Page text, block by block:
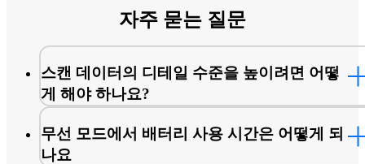
자주 묻는 질문
스캔 데이터의 디테일 수준을 높이려면 어떻
게 해야 하나요?
무선 모드에서 배터리 사용 시간은 어떻게 되
나요